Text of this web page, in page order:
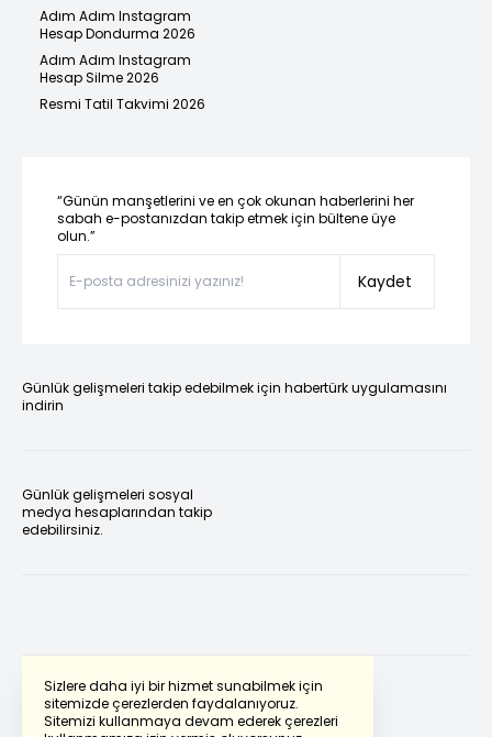
Sizlere daha iyi bir hizmet sunabilmek için
sitemizde çerezlerden faydalanıyoruz.
Sitemizi kullanmaya devam ederek çerezleri
Adım Adım Instagram
Hesap Dondurma 2026
Adım Adım Instagram
Hesap Silme 2026
Resmi Tatil Takvimi 2026
“Günün manşetlerini ve en çok okunan haberlerini her
sabah e-postanızdan takip etmek için bültene üye
olun.”
Kaydet
Günlük gelişmeleri takip edebilmek için habertürk uygulamasını
indirin
Günlük gelişmeleri sosyal
medya hesaplarından takip
edebilirsiniz.
Powered by Translate